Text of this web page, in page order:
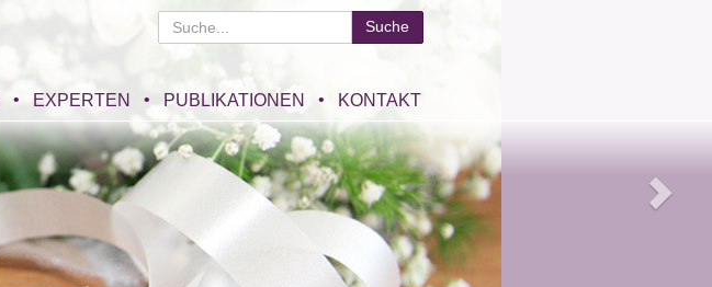
EXPERTEN PUBLIKATIONEN KONTAKT